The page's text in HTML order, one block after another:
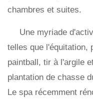
chambres et suites.
Une myriade
telles que l'équitation,
paintball, tir à l'argile
plantation de chasse
Le spa récemment